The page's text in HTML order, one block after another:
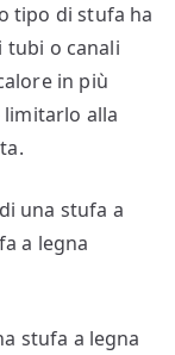
tipo di stufa ha
tubi o canali
in più
limitarlo alla
una stufa a
a legna
stufa a legna